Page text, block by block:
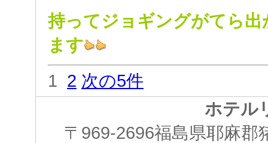
持ってジョギングがてら
ます
1 2 次の5件
ホテル
〒969-2696福島県耶麻